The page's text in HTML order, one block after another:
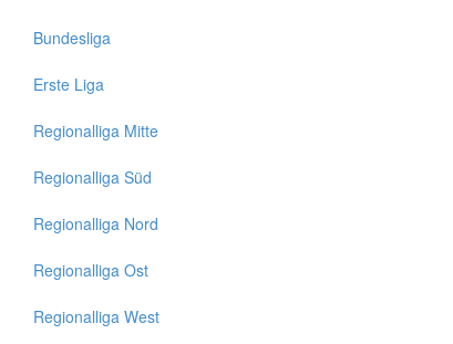
Bundesliga
Erste Liga
Regionalliga Mitte
Regionalliga Süd
Regionalliga Nord
Regionalliga Ost
Regionalliga West